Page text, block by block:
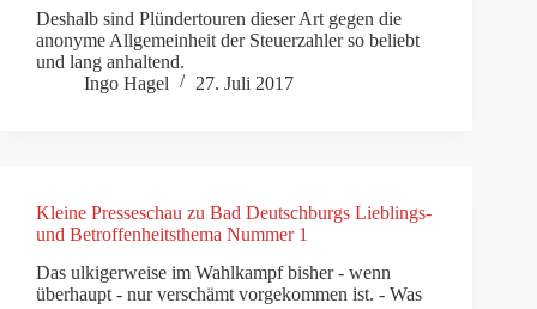
Deshalb sind Plündertouren dieser Art gegen die
anonyme Allgemeinheit der Steuerzahler so beliebt
und lang anhaltend.
Ingo Hagel
27. Juli 2017
Kleine Presseschau zu Bad Deutschburgs Lieblings-
und Betroffenheitsthema Nummer 1
Das ulkigerweise im Wahlkampf bisher - wenn
überhaupt - nur verschämt vorgekommen ist. - Was